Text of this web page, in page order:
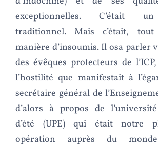
exceptionnelles. C’était
traditionnel. Mais c’était,
manière d’insoumis. Il osa parler
des évêques protecteurs de
l’hostilité que manifestait à
secrétaire général de
d’alors à propos de l’université
d’été (UPE) qui était notre
opération auprès du